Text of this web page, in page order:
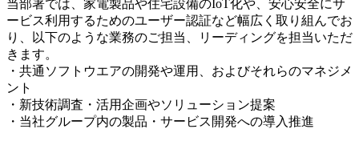
当部署では、家電製品や住宅設備のIoT化や、安心安全にサ
ービス利用するためのユーザー認証など幅広く取り組んでお
り、以下のような業務のご担当、リーディングを担当いただ
きます。
・共通ソフトウエアの開発や運用、およびそれらのマネジメ
ント
・新技術調査・活用企画やソリューション提案
・当社グループ内の製品・サービス開発への導入推進